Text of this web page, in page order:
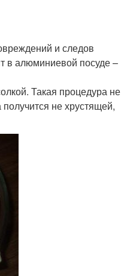
и следов
в алюминиевой посуде –
Такая процедура не
получится не хрустящей,